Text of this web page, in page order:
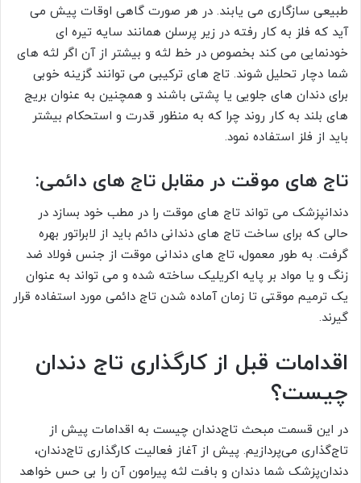
طبیعی سازگاری می یابند. در هر صورت گاهی اوقات پیش می
آید که فلز به کار رفته در زیر پرسلن همانند سایه تیره ای
خودنمایی می کند بخصوص در خط لثه و بیشتر از آن اگر لثه های
شما دچار تحلیل شوند. تاج های ترکیبی می توانند گزینه خوبی
برای دندان های جلویی یا پشتی باشند و همچنین به عنوان بریج
های بلند به کار روند چرا که به منظور قدرت و استحکام بیشتر
باید از فلز استفاده نمود.
تاج های موقت در مقابل تاج های دائمی:
دندانپزشک می تواند تاج های موقت را در مطب خود بسازد در
حالی که برای ساخت تاج های دندانی دائم باید از لابراتور بهره
گرفت. به طور معمول، تاج های دندانی موقت از جنس فولاد ضد
زنگ و یا مواد بر پایه اکریلیک ساخته شده و می تواند به عنوان
یک ترمیم موقتی تا زمان آماده شدن تاج دائمی مورد استفاده قرار
گیرند.
اقدامات قبل از کارگذاری تاج دندان
چیست؟
در این قسمت مبحث تاج‌دندان چیست به اقدامات پیش از
تاج‌گذاری می‌پردازیم. پیش از آغاز فعالیت کارگذاری تاج‌دندان،
دندان‌پزشک شما دندان و بافت لثه پیرامون آن را بی حس خواهد